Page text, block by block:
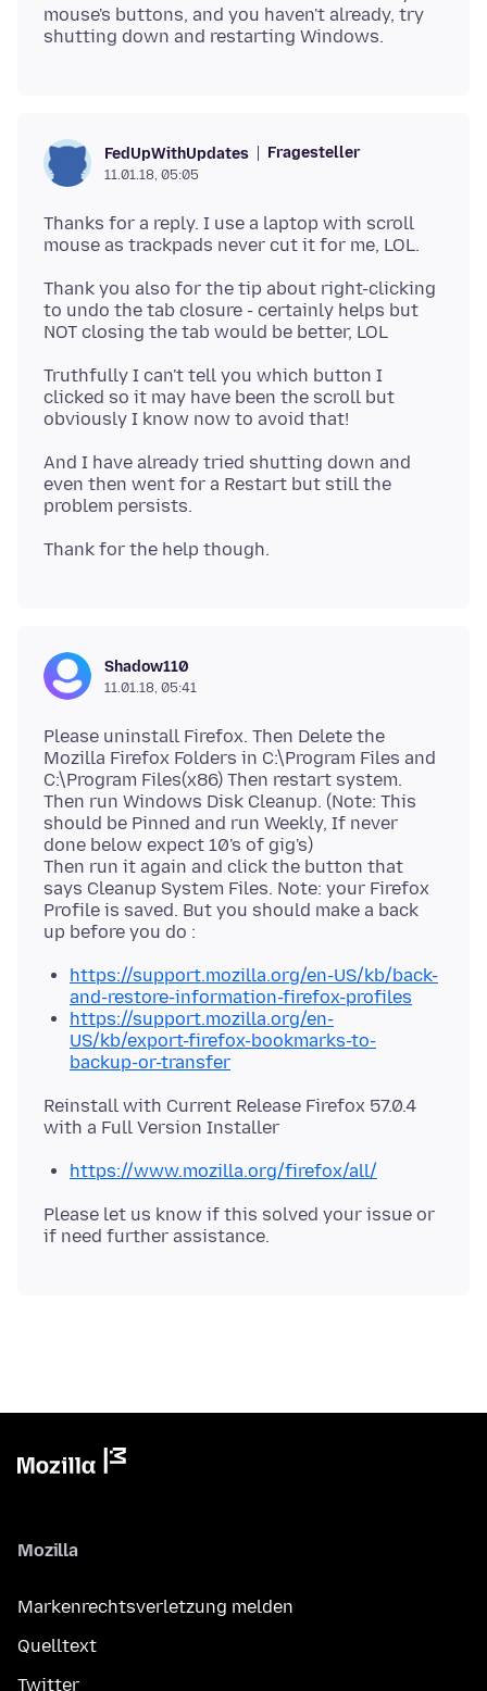
mouse's buttons, and you haven't already, try
FedUpWithUpdates Fragesteller
11.01.18, 05:05
Thanks for a reply. I use a laptop with scroll
Thank you also for the tip about right-clicking
to undo the tab closure - certainly helps but
Truthfully I can't tell you which button I
clicked so it may have been the scroll but
And I have already tried shutting down and
even then went for a Restart but still the
Shadow110
11.01.18, 05:41
Please uninstall Firefox. Then Delete the
Mozilla Firefox Folders in C:\Program Files and
C:\Program Files(x86) Then restart system.
Then run Windows Disk Cleanup. (Note: This
should be Pinned and run Weekly, If never
done below expect 10's of gig's)
Then run it again and click the button that
says Cleanup System Files. Note: your Firefox
Profile is saved. But you should make a back
https://support.mozilla.org/en-US/kb/back-
and-restore-information-firefox-profiles
https://support.mozilla.org/en-
US/kb/export-firefox-bookmarks-to-
backup-or-transfer
Reinstall with Current Release Firefox 57.0.4
https://www.mozilla.org/firefox/all/
Please let us know if this solved your issue or
Mozilla
Markenrechtsverletzung melden
Quelltext
Twitter